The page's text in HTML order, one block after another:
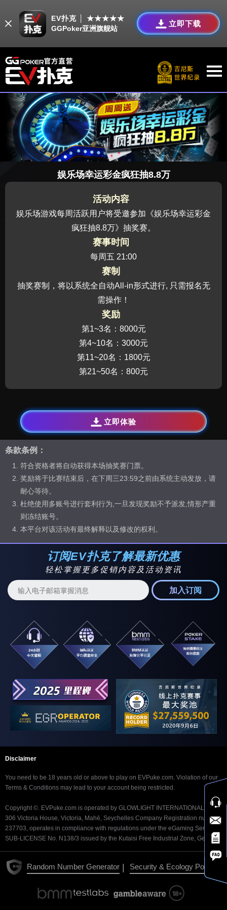
EV扑克 │ ★★★★★
GGPoker亚洲旗舰站
立即下载
娱乐场幸运彩金疯狂抽8.8万
活动内容
娱乐场游戏每周活跃用户将受邀参加《娱乐场幸运彩金
疯狂抽8.8万》抽奖赛。
赛事时间
每周五 21:00
赛制
抽奖赛制，将以系统全自动All-in形式进行, 只需报名无
需操作！
奖励
第1~3名：8000元
第4~10名：3000元
第11~20名：1800元
第21~50名：800元
立即体验
条款条例：
符合资格者将自动获得本场抽奖赛门票。
奖励将于比赛结束后，在下周三23:59之前由系统主动发放，请
耐心等待。
杜绝使用多账号进行套利行为,一旦发现奖励不予派发,情形产重
则冻结账号。
本平台对该活动有最终解释以及修改的权利。
订阅EV扑克了解最新优惠
轻松掌握更多促销内容及活动资讯
加入订阅
Disclaimer
You need to be 18 years old or above to play on EVPuke.com. Violation of our
Terms & Conditions may lead to your account being restricted.
Copyright ©. EVPuke.com is operated by GLOWLIGHT INTERNATIONAL LTD.
306 Victoria House, Victoria, Mahē, Seychelles Company Registration number
237703, operates in compliance with regulations under the eGaming Service
SUB-LICENSE No. N138/3 issued by the Kutaisi Free Industrial Zone, Georgia.
Random Number Generator | Security & Ecology Policy